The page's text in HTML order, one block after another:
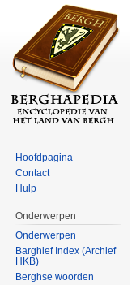
Hoofdpagina
Contact
Hulp
Onderwerpen
Onderwerpen
Barghief Index (Archief
HKB)
Berghse woorden